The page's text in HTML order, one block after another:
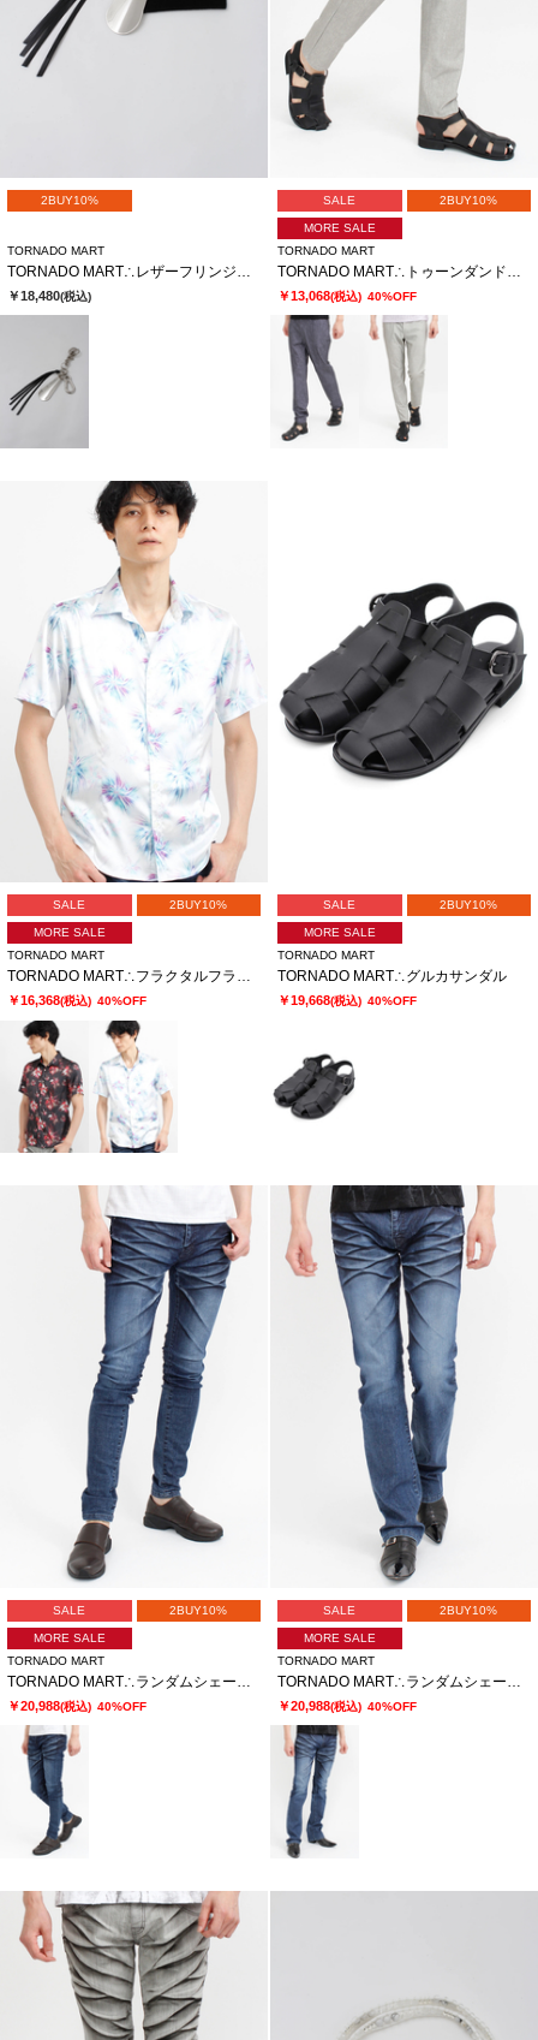
2BUY10%
TORNADO MART
TORNADO MART∴レザーフリンジキーチャーム
￥18,480(税込)
SALE 2BUY10%
MORE SALE
TORNADO MART
TORNADO MART∴トゥーンダンドライ5PKパンツ
￥13,068(税込) 40%OFF
SALE 2BUY10%
MORE SALE
TORNADO MART
TORNADO MART∴フラクタルフラワープリント半袖シャツ
￥16,368(税込) 40%OFF
SALE 2BUY10%
MORE SALE
TORNADO MART
TORNADO MART∴グルカサンダル
￥19,668(税込) 40%OFF
SALE 2BUY10%
MORE SALE
TORNADO MART
￥20,988(税込) 40%OFF
SALE 2BUY10%
MORE SALE
TORNADO MART
￥20,988(税込) 40%OFF